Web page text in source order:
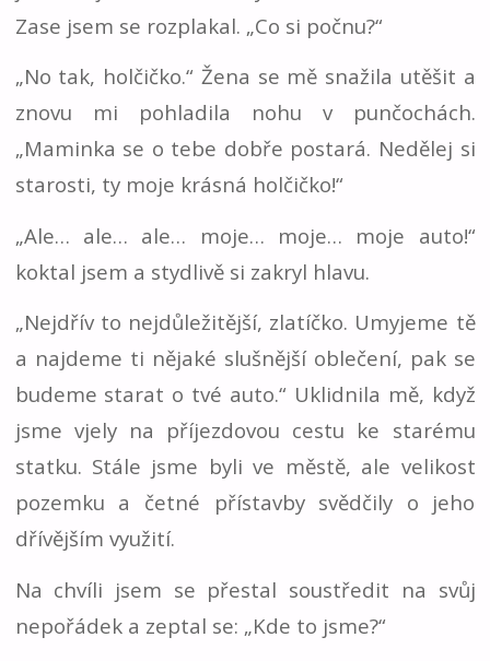
Zase jsem se rozplakal. „Co si počnu?“
„No tak, holčičko.“ Žena se mě snažila utěšit a
znovu mi pohladila nohu v punčochách.
„Maminka se o tebe dobře postará. Nedělej si
starosti, ty moje krásná holčičko!“
„Ale… ale… ale… moje… moje… moje auto!“
koktal jsem a stydlivě si zakryl hlavu.
„Nejdřív to nejdůležitější, zlatíčko. Umyjeme tě
a najdeme ti nějaké slušnější oblečení, pak se
budeme starat o tvé auto.“ Uklidnila mě, když
jsme vjely na příjezdovou cestu ke starému
statku. Stále jsme byli ve městě, ale velikost
pozemku a četné přístavby svědčily o jeho
dřívějším využití.
Na chvíli jsem se přestal soustředit na svůj
nepořádek a zeptal se: „Kde to jsme?“